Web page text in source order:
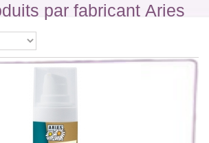
par fabricant Aries